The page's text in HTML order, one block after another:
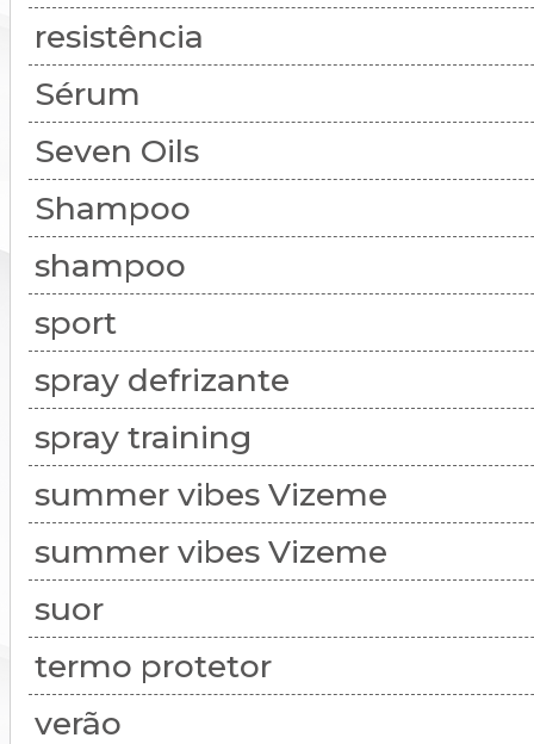
resistência
Sérum
Seven Oils
Shampoo
shampoo
sport
spray defrizante
spray training
summer vibes Vizeme
summer vibes Vizeme
suor
termo protetor
verão